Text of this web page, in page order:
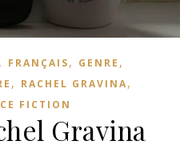
, FRANÇAIS, GENRE ,
, RACHEL GRAVINA,
FICTION
Gravina